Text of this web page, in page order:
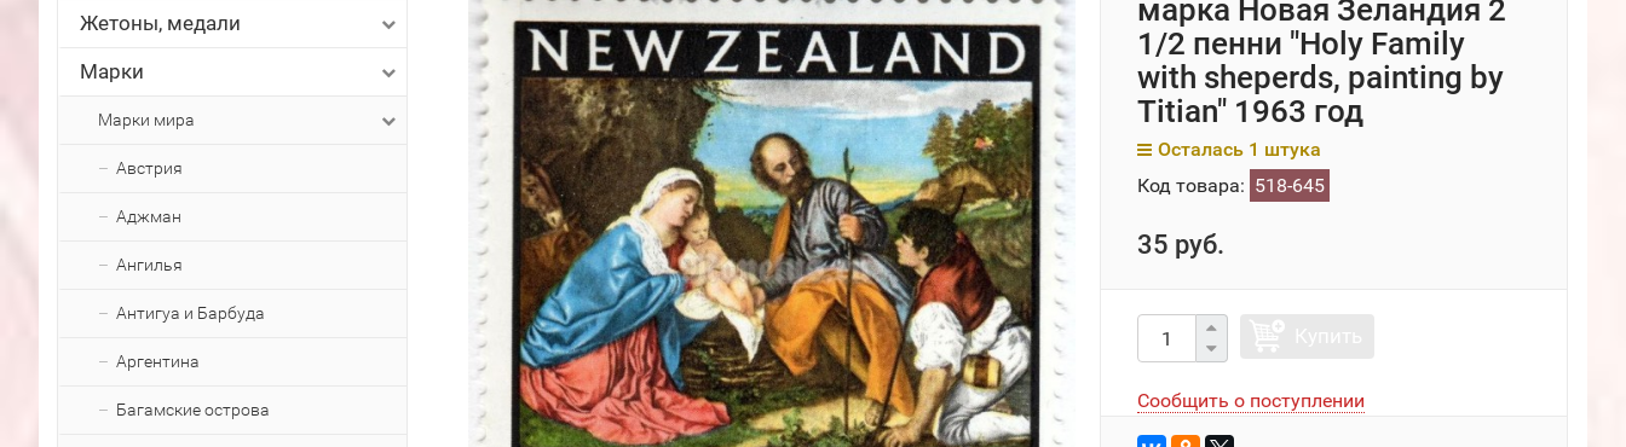
Жетоны, медали
Марки
Марки мира
Австрия
Аджман
Ангилья
Антигуа и Барбуда
Аргентина
Багамские острова
марка Новая Зеландия 2
1/2 пенни "Holy Family
with sheperds, painting by
Titian" 1963 год
Осталась 1 штука
Код товара: 518-645
35 руб.
Сообщить о поступлении